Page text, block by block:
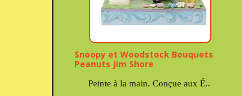
Snoopy et Woodstock Bouquets
Peanuts Jim Shore
Peinte à la main. Conçue aux É..